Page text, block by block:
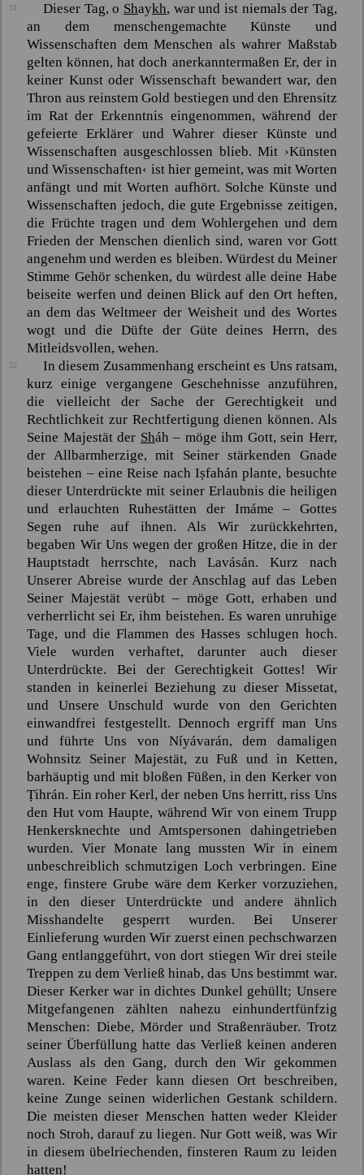
31 Dieser Tag, o Shaykh, war und ist niemals der Tag,
an dem menschengemachte Künste und
Wissenschaften dem Menschen als wahrer Maßstab
gelten können, hat doch anerkanntermaßen Er, der in
keiner Kunst oder Wissenschaft bewandert war, den
Thron aus reinstem Gold bestiegen und den Ehrensitz
im Rat der Erkenntnis eingenommen, während der
gefeierte Erklärer und Wahrer dieser Künste und
Wissenschaften ausgeschlossen blieb. Mit ›Künsten
und Wissenschaften‹ ist hier gemeint, was mit Worten
anfängt und mit Worten aufhört. Solche Künste und
Wissenschaften jedoch, die gute Ergebnisse zeitigen,
die Früchte tragen und dem Wohlergehen und dem
Frieden der Menschen dienlich sind, waren vor Gott
angenehm und werden es bleiben. Würdest du Meiner
Stimme Gehör schenken, du würdest alle deine Habe
beiseite werfen und deinen Blick auf den Ort heften,
an dem das Weltmeer der Weisheit und des Wortes
wogt und die Düfte der Güte deines Herrn, des
Mitleidsvollen, wehen.
32
In diesem Zusammenhang erscheint es Uns ratsam,
kurz einige vergangene Geschehnisse anzuführen,
die vielleicht der Sache der Gerechtigkeit und
Rechtlichkeit zur Rechtfertigung dienen können. Als
Seine Majestät der Sháh – möge ihm Gott, sein Herr,
der Allbarmherzige, mit Seiner stärkenden Gnade
beistehen – eine Reise nachIṣfahán plante, besuchte
dieser Unterdrückte mit seiner Erlaubnis die heiligen
und erlauchten Ruhestätten der Imáme – Gottes
Segen ruhe auf ihnen. Als Wir zurückkehrten,
begaben Wir Uns wegen der großen Hitze, die in der
Hauptstadt herrschte, nachLavásán. Kurz nach
Unserer Abreise wurde der Anschlag auf das Leben
Seiner Majestät verübt – möge Gott, erhaben und
verherrlicht sei Er, ihm beistehen. Es waren unruhige
Tage, und die Flammen des Hasses schlugen hoch.
Viele wurden verhaftet, darunter auch dieser
Unterdrückte. Bei der Gerechtigkeit Gottes! Wir
standen in keinerlei Beziehung zu dieser Missetat,
und Unsere Unschuld wurde von den Gerichten
einwandfrei festgestellt. Dennoch ergriff man Uns
und führte Uns von Níyávarán, dem damaligen
Wohnsitz Seiner Majestät, zu Fuß und in Ketten,
barhäuptig und mit bloßen Füßen, in den Kerker von
Ṭihrán. Ein roher Kerl, der neben Uns herritt, riss Uns
den Hut vom Haupte, während Wir von einem Trupp
Henkersknechte und Amtspersonen dahingetrieben
wurden. Vier Monate lang mussten Wir in einem
unbeschreiblich schmutzigen Loch verbringen. Eine
enge, finstere Grube wäre dem Kerker vorzuziehen,
in den dieser Unterdrückte und andere ähnlich
Misshandelte gesperrt wurden. Bei Unserer
Einlieferung wurden Wir zuerst einen pechschwarzen
Gang entlanggeführt, von dort stiegen Wir drei steile
Treppen zu dem Verließ hinab, das Uns bestimmt war.
Dieser Kerker war in dichtes Dunkel gehüllt; Unsere
Mitgefangenen zählten nahezu einhundertfünfzig
Menschen: Diebe, Mörder und Straßenräuber. Trotz
seiner Überfüllung hatte das Verließ keinen anderen
Auslass als den Gang, durch den Wir gekommen
waren. Keine Feder kann diesen Ort beschreiben,
keine Zunge seinen widerlichen Gestank schildern.
Die meisten dieser Menschen hatten weder Kleider
noch Stroh, darauf zu liegen. Nur Gott weiß, was Wir
in diesem übelriechenden, finsteren Raum zu leiden
hatten!